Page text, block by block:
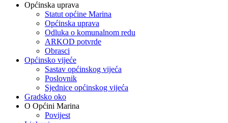
Općinska uprava
Statut općine Marina
Općinska uprava
Odluka o komunalnom redu
ARKOD potvrde
Obrasci
Općinsko vijeće
Sastav općinskog vijeća
Poslovnik
Sjednice općinskog vijeća
Gradsko oko
O Općini Marina
Povijest